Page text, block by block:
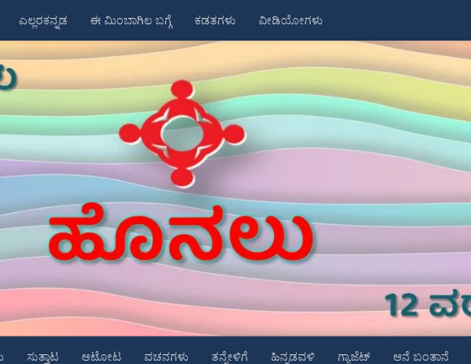
ಎಲ್ಲರಕನ್ನಡ ಈ ಮಿಂಬಾಗಿಲ ಬಗ್ಗೆ ಕಡತಗಳು ವೀಡಿಯೋಗಳು
ಸುತ್ತಾಟ ಆಟೋಟ ವಚನಗಳು ತನ್ನೇಳಿಗೆ ಹಿನ್ನಡವಳಿ ಗ್ಯಾಜೆಟ್ ಆನೆ ಬಂತಾನೆ